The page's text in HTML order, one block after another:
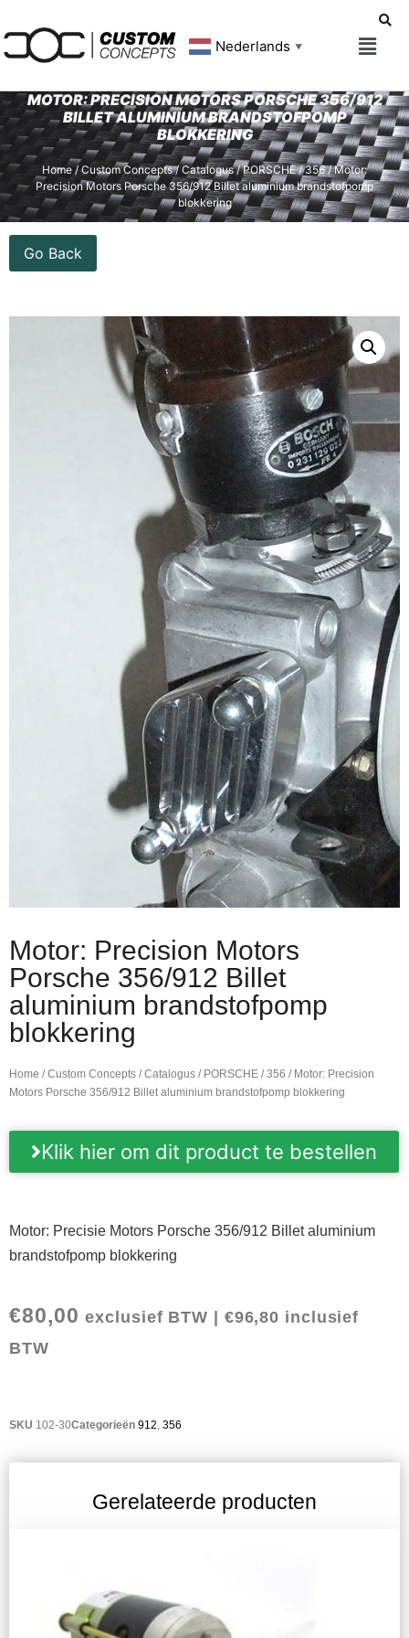
Nederlands ▼
MOTOR: PRECISION MOTORS PORSCHE 356/912
BILLET ALUMINIUM BRANDSTOFPOMP
BLOKKERING
Home /Custom Concepts/ Catalogus/PORSCHE/356/ Motor:
Precision Motors Porsche 356/912 Billet aluminium brandstofpomp
blokkering
Go Back
Motor: Precision Motors
Porsche 356/912 Billet
aluminium brandstofpomp
blokkering
Home /Custom Concepts /Catalogus / PORSCHE /356 / Motor: Precision
Motors Porsche 356/912 Billet aluminium brandstofpomp blokkering
Klik hier om dit product te bestellen
Motor: Precisie Motors Porsche 356/912 Billet aluminium
brandstofpomp blokkering
€80,00 exclusief BTW | €96,80 inclusief
BTW
SKU 102-30Categorieën 912, 356
Gerelateerde producten